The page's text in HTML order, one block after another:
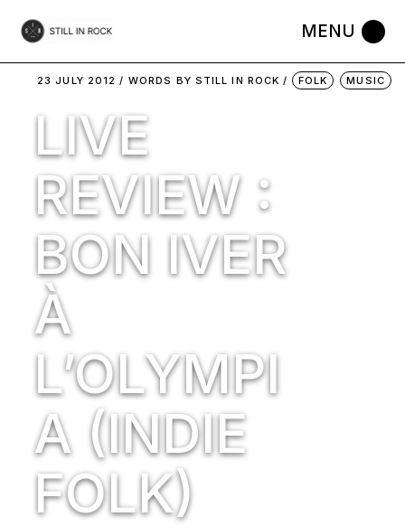
the
23 JULY 2012 WORDS BY STILL IN ROCK FOLK MUSIC
LIVE
REVIEW :
BON IVER
À
L’OLYMPI
A (INDIE
FOLK)